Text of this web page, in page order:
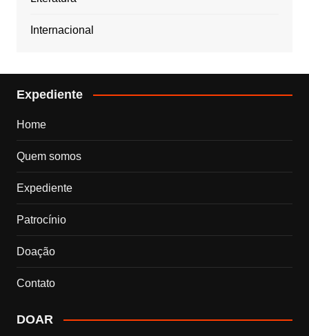
Internacional
Expediente
Home
Quem somos
Expediente
Patrocínio
Doação
Contato
DOAR